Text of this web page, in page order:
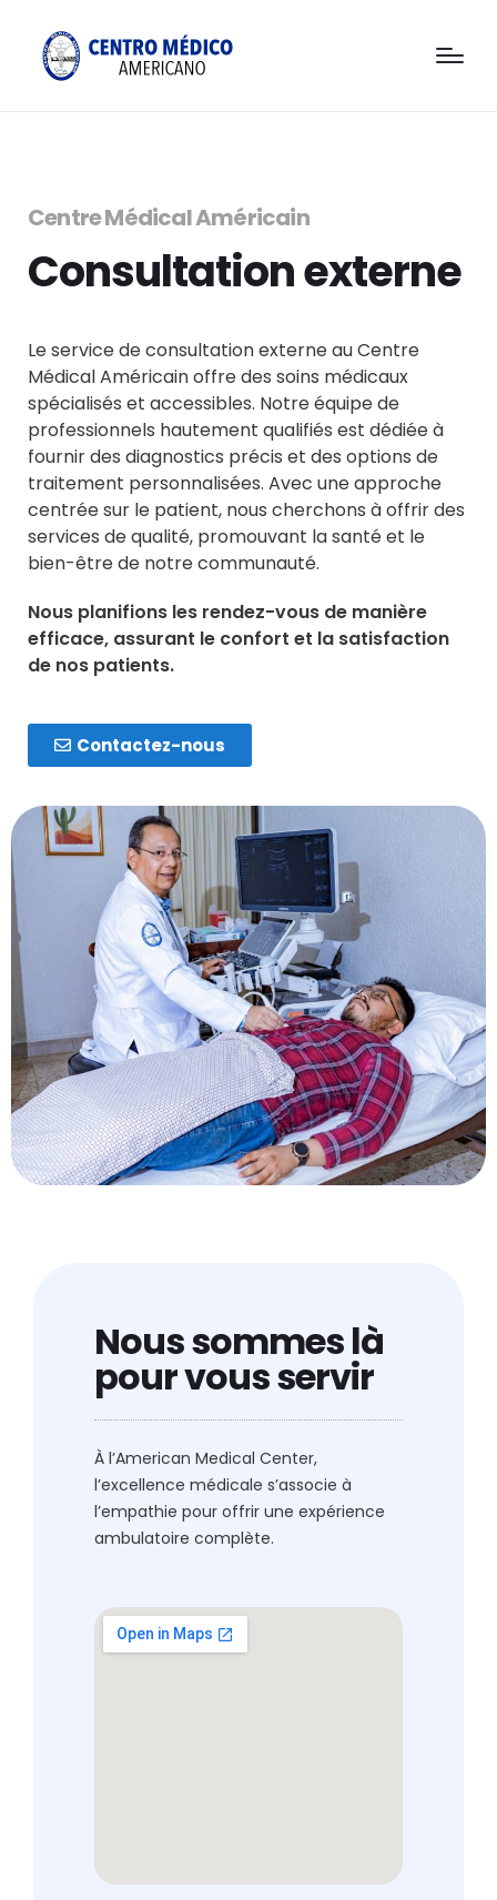
Centre Médical Américain
Consultation externe
Le service de consultation externe au Centre
Médical Américain offre des soins médicaux
spécialisés et accessibles. Notre équipe de
professionnels hautement qualifiés est dédiée à
fournir des diagnostics précis et des options de
traitement personnalisées. Avec une approche
centrée sur le patient, nous cherchons à offrir des
services de qualité, promouvant la santé et le
bien-être de notre communauté.
Nous planifions les rendez-vous de manière
efficace, assurant le confort et la satisfaction
de nos patients.
Contactez-nous
Nous sommes là
pour vous servir
À l’American Medical Center,
l’excellence médicale s’associe à
l’empathie pour offrir une expérience
ambulatoire complète.